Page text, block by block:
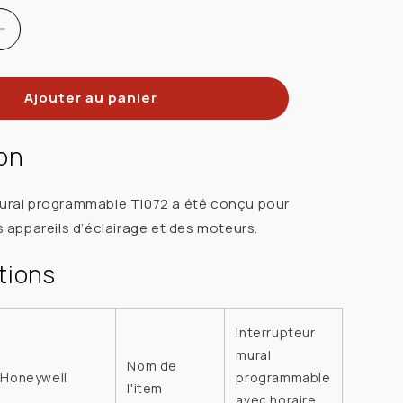
Réduire
quantité
Ademco
mural
avec
table
temps
fils,
Ajouter au panier
programmable TI072 a été conçu pour
d’éclairage et des moteurs.
Honeywell
Nom de
l'item
Interrupteur
mural
programmable